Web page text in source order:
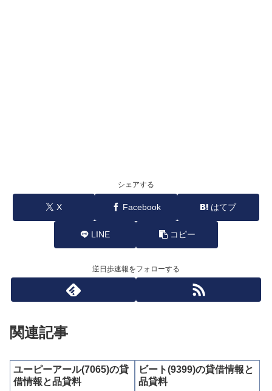
シェアする
X Facebook はてブ
LINE コピー
逆日歩速報をフォローする
関連記事
ユーピーアール(7065)の貸
借情報と品貸料
ビート(9399)の貸借情報と
品貸料